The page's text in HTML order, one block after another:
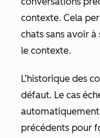
contexte. Cela
chats sans avoir
le contexte.
L’historique des
défaut. Le cas
précédents pour